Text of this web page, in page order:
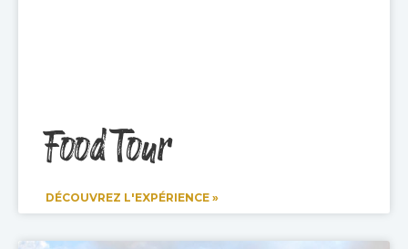
Food Tour
DÉCOUVREZ L'EXPÉRIENCE »